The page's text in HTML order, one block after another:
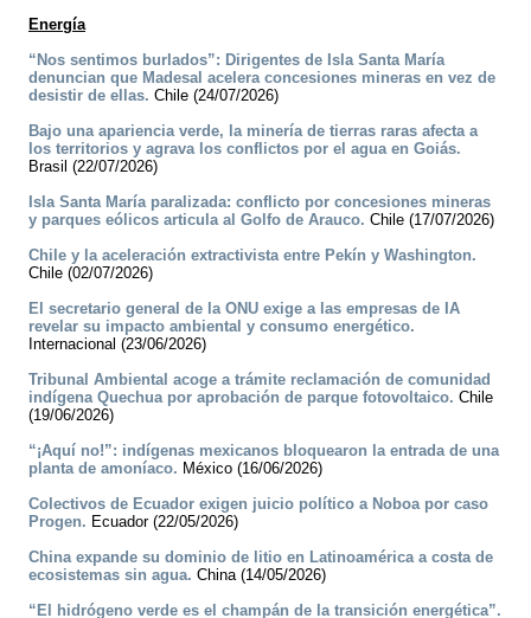
Energía
“Nos sentimos burlados”: Dirigentes de Isla Santa María
denuncian que Madesal acelera concesiones mineras en vez de
desistir de ellas. Chile (24/07/2026)
Bajo una apariencia verde, la minería de tierras raras afecta a
los territorios y agrava los conflictos por el agua en Goiás.
Brasil (22/07/2026)
Isla Santa María paralizada: conflicto por concesiones mineras
y parques eólicos articula al Golfo de Arauco. Chile (17/07/2026)
Chile y la aceleración extractivista entre Pekín y Washington.
Chile (02/07/2026)
El secretario general de la ONU exige a las empresas de IA
revelar su impacto ambiental y consumo energético.
Internacional (23/06/2026)
Tribunal Ambiental acoge a trámite reclamación de comunidad
indígena Quechua por aprobación de parque fotovoltaico. Chile
(19/06/2026)
“¡Aquí no!”: indígenas mexicanos bloquearon la entrada de una
planta de amoníaco. México (16/06/2026)
Colectivos de Ecuador exigen juicio político a Noboa por caso
Progen. Ecuador (22/05/2026)
China expande su dominio de litio en Latinoamérica a costa de
ecosistemas sin agua. China (14/05/2026)
“El hidrógeno verde es el champán de la transición energética”.